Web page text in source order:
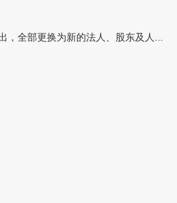
全部更换为新的法人、股东及人...